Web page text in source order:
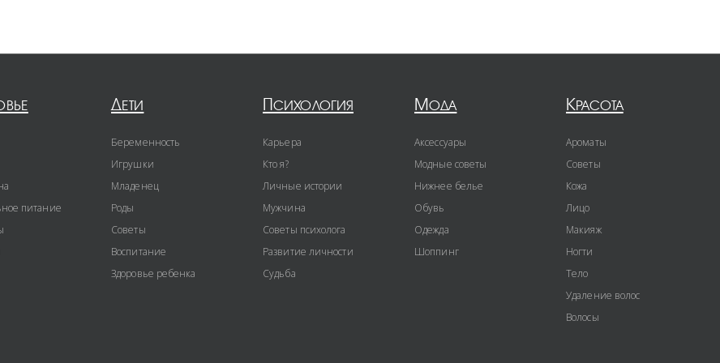
питание
Дети
Беременность
Игрушки
Младенец
Роды
Советы
Воспитание
Здоровье ребенка
Психология
Карьера
Кто я?
Личные истории
Мужчина
Советы психолога
Развитие личности
Судьба
Мода
Аксессуары
Модные советы
Нижнее белье
Обувь
Одежда
Шоппинг
Красота
Ароматы
Советы
Кожа
Лицо
Макияж
Ногти
Тело
Удаление волос
Волосы